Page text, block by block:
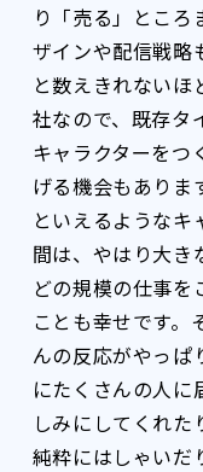
り「売る」とこ
ザインや配信戦略
と数えきれない
社なので、既存タ
キャラクターをつ
げる機会もありま
といえるような
間は、やはり大き
どの規模の仕事
ことも幸せです。
んの反応がやっぱ
にたくさんの人
しみにしてくれた
純粋にはしゃいだ